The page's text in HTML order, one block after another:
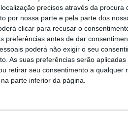
precisos através da
por nossa parte e pela parte dos
clicar para recusar o
preferências antes de dar
poderá não exigir o seu
As suas preferências serão
retirar seu consentimento a
parte inferior da página.